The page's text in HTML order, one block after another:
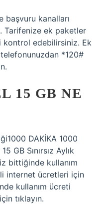
başvuru kanalları
Tarifenize ek paketler
kontrol edebilirsiniz. Ek
*120#
15 GB NE
DAKİKA 1000
GB Sınırsız Aylık
bittiğinde kullanım
internet ücretleri için
kullanım ücreti
tıklayın.